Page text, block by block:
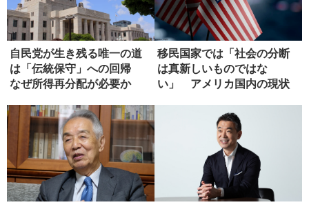
自民党が生き残る唯一の道
は「伝統保守」への回帰
なぜ所得再分配が必要か
移民国家では「社会の分断
は真新しいものではな
い」 アメリカ国内の現状